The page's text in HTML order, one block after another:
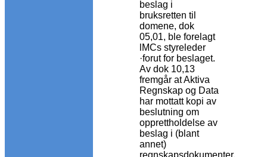
beslag i
bruksretten til
domene, dok
05,01, ble forelagt
lMCs styreleder
·forut for beslaget.
Av dok 10,13
fremgår at Aktiva
Regnskap og Data
har mottatt kopi av
beslutning om
opprettholdelse av
beslag i (blant
annet)